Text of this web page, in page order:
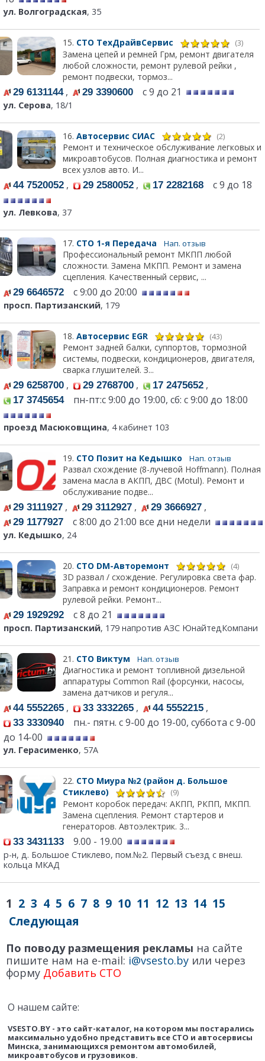
ул. Волгоградская, 35
15. СТО ТехДрайвСервис (3)
Замена цепей и ремней Грм, ремонт двигателя
любой сложности, ремонт рулевой рейки ,
ремонт подвески, тормоз...
29 6131144, 29 3390600 с 9 до 21
ул. Серова, 18/1
16. Автосервис СИАС (2)
Ремонт и техническое обслуживание легковых и
микроавтобусов. Полная диагностика и ремонт
всех узлов авто. И...
44 7520052 , 29 2580052 , 17 2282168 с 9 до 18
ул. Левкова, 37
17. СТО 1-я Передача Нап. отзыв
Профессиональный ремонт МКПП любой
сложности. Замена МКПП. Ремонт и замена
сцепления. Качественный сервис, ...
29 6646572 с 9:00 до 20:00
просп. Партизанский, 179
18. Автосервис EGR (43)
Ремонт задней балки, суппортов, тормозной
системы, подвески, кондиционеров, двигателя,
сварка глушителей. З...
29 6258700 , 29 2768700 , 17 2475652 ,
17 3745654пн-пт:c 9:00 до 19:00, сб: с 9:00 до 18:00
проезд Масюковщина, 4 кабинет 103
19. СТО Позит на Кедышко Нап. отзыв
Развал схождение (8-лучевой Hoffmann). Полная
замена масла в АКПП, ДВС (Motul). Ремонт и
обслуживание подве...
29 3111927 , 29 3112927 , 29 3666927 ,
29 1177927 с 8:00 до 21:00 все дни недели
ул. Кедышко, 24
20. СТО DM-Авторемонт (4)
3D развал / схождение. Регулировка света фар.
Заправка и ремонт кондиционеров. Ремонт
рулевой рейки. Ремонт...
29 1929292 с 8 до 21
просп. Партизанский, 179 напротив АЗС ЮнайтедКомпани
21. СТО Виктум Нап. отзыв
Диагностика и ремонт топливной дизельной
аппаратуры Common Rail (форсунки, насосы,
замена датчиков и регуля...
44 5552265 , 33 3332265 , 44 5552215 ,
33 3330940 пн.- пятн. с 9-00 до 19-00, суббота с 9-00
до 14-00
ул. Герасименко, 57А
22. СТО Миура №2 (район д. Большое
Стиклево)
(9)
Ремонт коробок передач: АКПП, РКПП, МКПП.
Замена сцепления. Ремонт стартеров и
генераторов. Автоэлектрик. 3...
33 3431133 9.00 - 19.00
р-н, д. Большое Стиклево, пом.№2. Первый съезд с внеш.
кольца МКАД
1 2 3 4 5 6 7 8 9 10 11 12 13 14 15
Следующая
По поводу размещения рекламы на сайте
пишите нам на e-mail: i@vsesto.by или через
форму Добавить СТО
О нашем сайте:
VSESTO.BY - это сайт-каталог, на котором мы постарались
максимально удобно представить все СТО и автосервисы
Минска, занимающихся ремонтом автомобилей,
микроавтобусов и грузовиков.